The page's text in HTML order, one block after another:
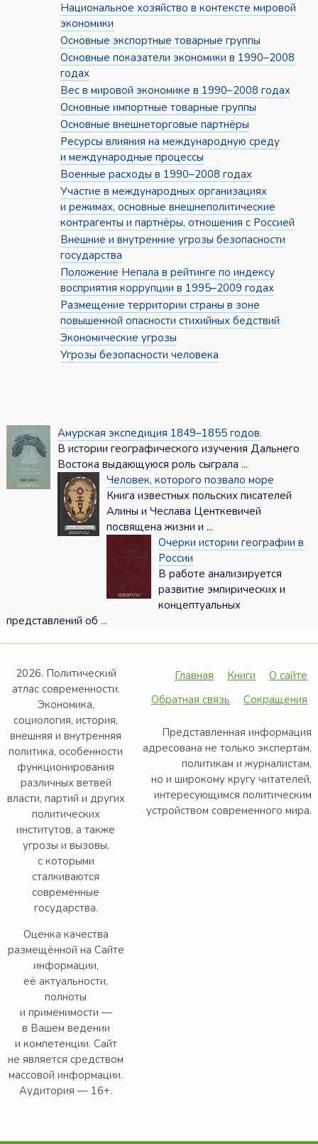
Национальное хозяйство в контексте мировой
экономики
Основные экспортные товарные группы
Основные показатели экономики в 1990–2008
годах
Вес в мировой экономике в 1990–2008 годах
Основные импортные товарные группы
Основные внешнеторговые партнёры
Ресурсы влияния на международную среду
и международные процессы
Военные расходы в 1990–2008 годах
Участие в международных организациях
и режимах, основные внешнеполитические
контрагенты и партнёры, отношения с Россией
Внешние и внутренние угрозы безопасности
государства
Положение Непала в рейтинге по индексу
восприятия коррупции в 1995–2009 годах
Размещение территории страны в зоне
повышенной опасности стихийных бедствий
Экономические угрозы
Угрозы безопасности человека
Амурская экспедиция 1849–1855 годов.
В истории географического изучения Дальнего
Востока выдающуюся роль сыграла ...
Человек, которого позвало море
Книга известных польских писателей
Алины и Чеслава Центкевичей
посвящена жизни и ...
Очерки истории географии в
России
В работе анализируется
развитие эмпирических и
концептуальных
представлений об ...
2026. Политический
атлас современности.
Экономика,
социология, история,
внешняя и внутренняя
политика, особенности
функционирования
различных ветвей
власти, партий и других
политических
институтов, а также
угрозы и вызовы,
с которыми
сталкиваются
современные
государства.
Оценка качества
размещённой на Сайте
информации,
её актуальности,
полноты
и применимости —
в Вашем ведении
и компетенции. Сайт
не является средством
массовой информации.
Аудитория — 16+.
Главная Книги
О сайте
Обратная связь
Сокращения
Представленная информация
адресована не только экспертам,
политикам и журналистам,
но и широкому кругу читателей,
интересующимся политическим
устройством современного мира.